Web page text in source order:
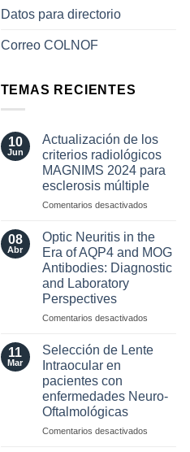
Datos para directorio
Correo COLNOF
TEMAS RECIENTES
10
Jun
Actualización de los
criterios radiológicos
MAGNIMS 2024 para
esclerosis múltiple
Comentarios desactivadosen
los
criterios
radiológicos
para
08
Abr
Optic Neuritis in the
Era of AQP4 and MOG
Antibodies: Diagnostic
and Laboratory
Perspectives
Comentarios desactivadosen
of
and
11
Mar
Selección de Lente
Intraocular en
pacientes con
enfermedades Neuro-
Oftalmológicas
Comentarios desactivadosen